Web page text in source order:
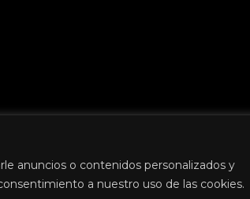
anuncios o contenidos personalizados y
a nuestro uso de las cookies.